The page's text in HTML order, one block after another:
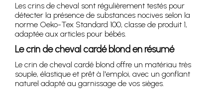
Les crins de cheval sont régulièrement testés pour
détecter la présence de substances nocives selon la
norme Oeko-Tex Standard 100, classe de produit 1,
adaptée aux articles pour bébés.
Le crin de cheval cardé blond en résumé
Le crin de cheval cardé blond offre un matériau très
souple, élastique et prêt à l'emploi, avec un gonflant
naturel adapté au garnissage de vos sièges.